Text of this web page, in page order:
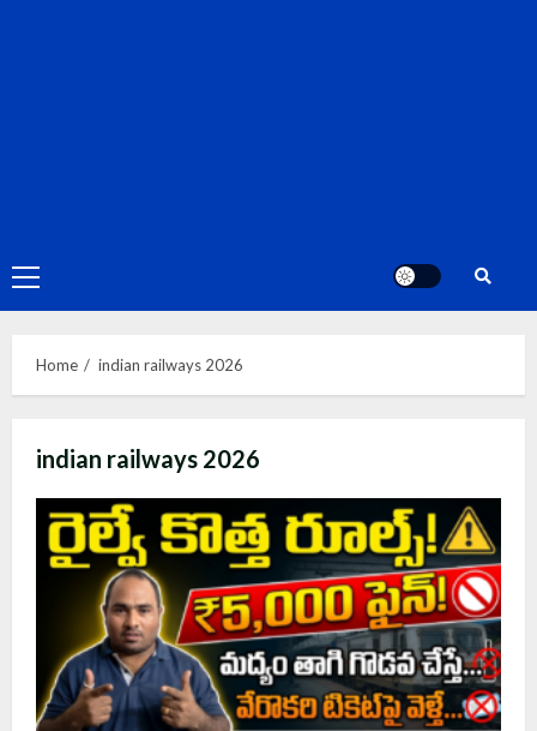
Primary
Menu
Home indian railways 2026
indian railways 2026